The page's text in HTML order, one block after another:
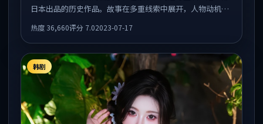
日本出品的历史作品。故事在多重线索中展开，人物动机与
众。
热度 36,660评分 7.02023-07-17
韩剧